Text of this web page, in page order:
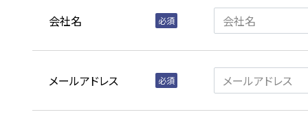
会社名
メールアドレス